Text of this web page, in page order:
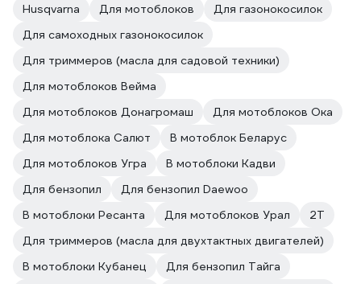
Husqvarna
Для мотоблоков
Для газонокосилок
Для самоходных газонокосилок
Для триммеров (масла для садовой техники)
Для мотоблоков Вейма
Для мотоблоков Донагромаш
Для мотоблоков Ока
Для мотоблока Салют
В мотоблок Беларус
Для мотоблоков Угра
В мотоблоки Кадви
Для бензопил
Для бензопил Daewoo
В мотоблоки Ресанта
Для мотоблоков Урал
2T
Для триммеров (масла для двухтактных двигателей)
В мотоблоки Кубанец
Для бензопил Тайга